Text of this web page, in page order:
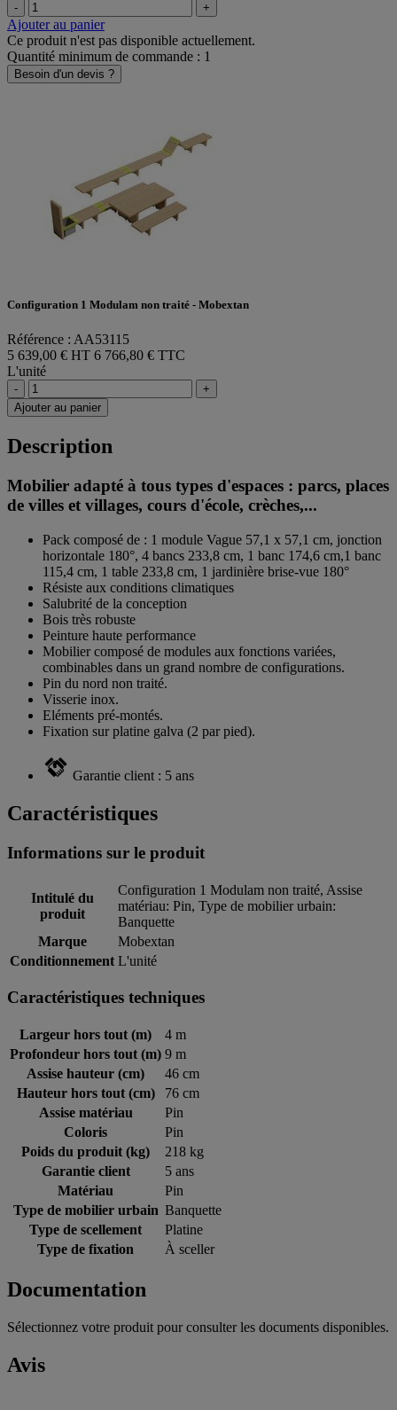
- +
Ajouter au panier
Ce produit n'est pas disponible actuellement.
Quantité minimum de commande : 1
Besoin d'un devis ?
Configuration 1 Modulam non traité - Mobextan
Référence : AA53115
5 639,00 € HT 6 766,80 € TTC
L'unité
-
+
Ajouter au panier
Description
Mobilier adapté à tous types d'espaces : parcs, places
de villes et villages, cours d'école, crèches,...
Pack composé de : 1 module Vague 57,1 x 57,1 cm, jonction
horizontale 180°, 4 bancs 233,8 cm, 1 banc 174,6 cm,1 banc
115,4 cm, 1 table 233,8 cm, 1 jardinière brise-vue 180°
Résiste aux conditions climatiques
Salubrité de la conception
Bois très robuste
Peinture haute performance
Mobilier composé de modules aux fonctions variées,
combinables dans un grand nombre de configurations.
Pin du nord non traité.
Visserie inox.
Eléments pré-montés.
Fixation sur platine galva (2 par pied).
Garantie client : 5 ans
Caractéristiques
Informations sur le produit
Intitulé du
produit
Configuration 1 Modulam non traité, Assise
matériau: Pin, Type de mobilier urbain:
Banquette
Marque
Mobextan
Conditionnement L'unité
Caractéristiques techniques
Largeur hors tout (m)
4 m
Profondeur hors tout (m) 9 m
Assise hauteur (cm)
46 cm
Hauteur hors tout (cm)
76 cm
Assise matériau
Pin
Coloris
Pin
Poids du produit (kg)
218 kg
Garantie client
5 ans
Matériau
Pin
Type de mobilier urbain Banquette
Type de scellement
Platine
Type de fixation
À sceller
Documentation
Sélectionnez votre produit pour consulter les documents disponibles.
Avis